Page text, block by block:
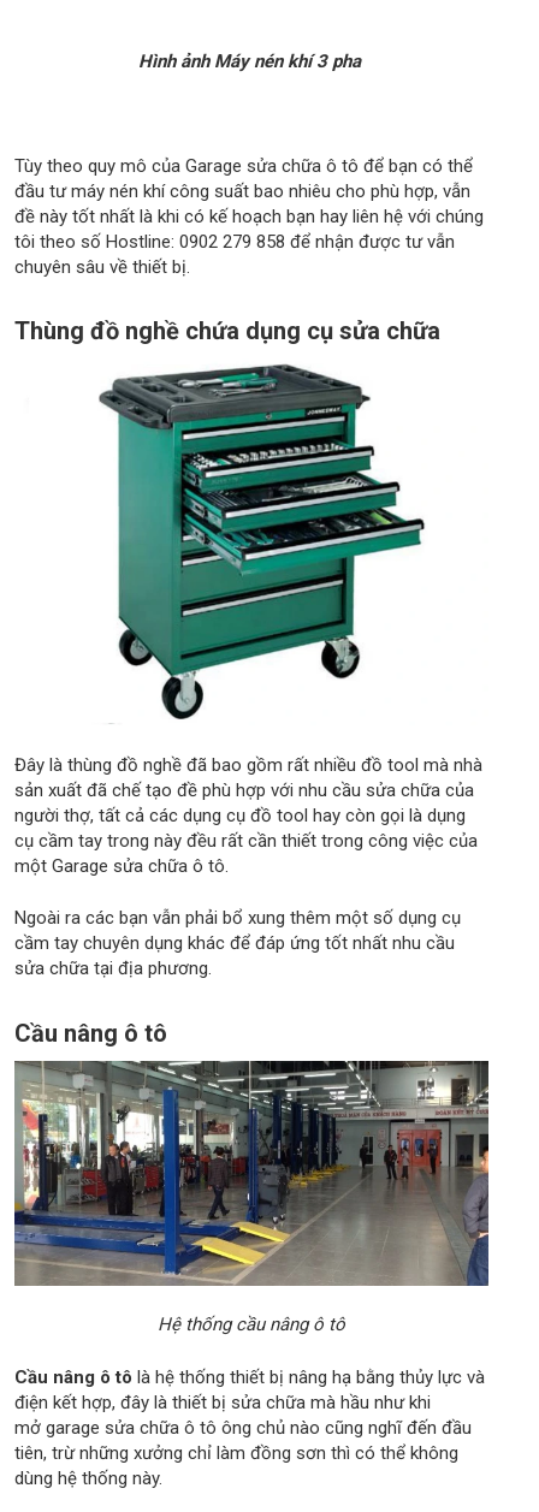
Hình ảnh Máy nén khí 3 pha
Tùy theo quy mô của Garage sửa chữa ô tô để bạn có thể
đầu tư máy nén khí công suất bao nhiêu cho phù hợp, vẫn
đề này tốt nhất là khi có kế hoạch bạn hay liên hệ với chúng
tôi theo số Hostline: 0902 279 858 để nhận được tư vẫn
chuyên sâu về thiết bị.
Thùng đồ nghề chứa dụng cụ sửa chữa
Đây là thùng đồ nghề đã bao gồm rất nhiều đồ tool mà nhà
sản xuất đã chế tạo đề phù hợp với nhu cầu sửa chữa của
người thợ, tất cả các dụng cụ đồ tool hay còn gọi là dụng
cụ cầm tay trong này đều rất cần thiết trong công việc của
một Garage sửa chữa ô tô.
Ngoài ra các bạn vẫn phải bổ xung thêm một số dụng cụ
cầm tay chuyên dụng khác để đáp ứng tốt nhất nhu cầu
sửa chữa tại địa phương.
Cầu nâng ô tô
Hệ thống cầu nâng ô tô
Cầu nâng ô tô là hệ thống thiết bị nâng hạ bằng thủy lực và
điện kết hợp, đây là thiết bị sửa chữa mà hầu như khi
mở garage sửa chữa ô tô ông chủ nào cũng nghĩ đến đầu
tiên, trừ những xưởng chỉ làm đồng sơn thì có thể không
dùng hệ thống này.